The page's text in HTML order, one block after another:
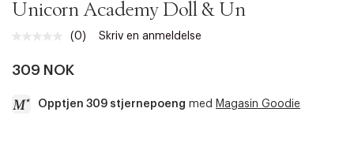
Unicorn Academy Doll & Un
Ingen
Samme
(0) Skriv en anmeldelse
309 NOK
Opptjen 309 stjernepoeng med Magasin Goodie